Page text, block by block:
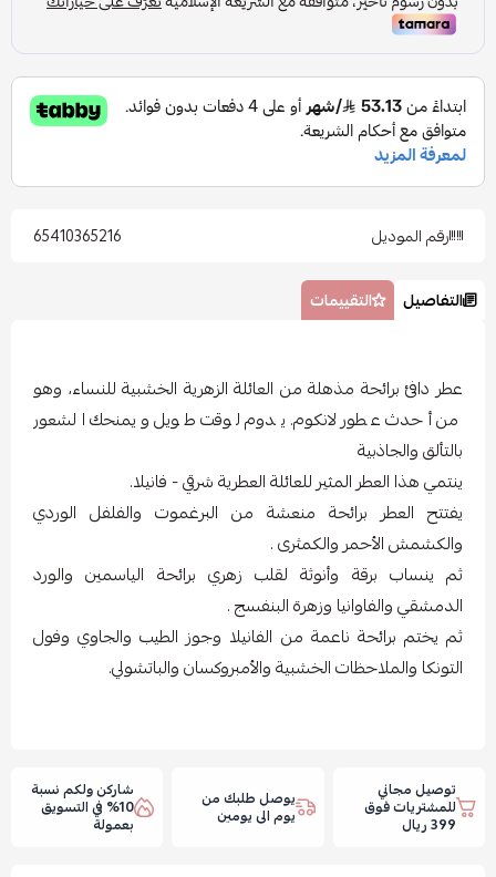
رقم الموديل 65410365216
التفاصيل التقييمات
عطر دافئ برائحة مذهلة من العائلة الزهرية الخشبية للنساء، وهو
من أحدث عطور لانكوم. يدوم لوقت طويل ويمنحك الشعور
بالتألق والجاذبية
ينتمي هذا العطر المثير للعائلة العطرية شرقي - فانيلا.
يفتتح العطر برائحة منعشة من البرغموت والفلفل الوردي
والكشمش الأحمر والكمثرى .
ثم ينساب برقة وأنوثة لقلب زهري برائحة الياسمين والورد
الدمشقي والفاوانيا وزهرة البنفسج .
ثم يختم برائحة ناعمة من الفانيلا وجوز الطيب والجاوي وفول
التونكا والملاحظات الخشبية والأمبروكسان والباتشولي.
توصيل مجاني
للمشتريات فوق
399 ريال
يوصل طلبك من
يوم الى يومين
شاركن ولكم نسبة
10% في التسويق
بعمولة